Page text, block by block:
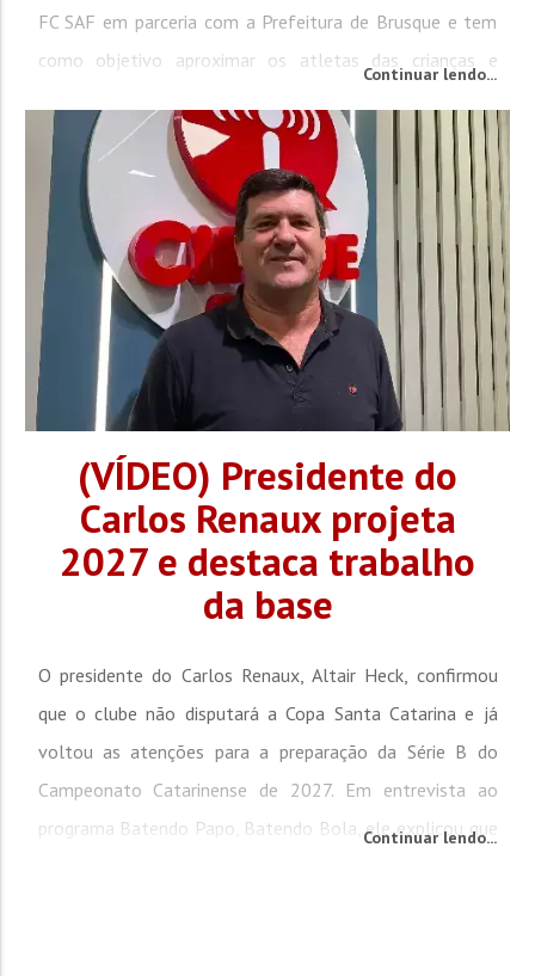
FC SAF em parceria com a Prefeitura de Brusque e tem
como objetivo aproximar os atletas das crianças e
busca fortalecer a relação entre esporte e...
Continuar lendo...
(VÍDEO) Presidente do
Carlos Renaux projeta
2027 e destaca trabalho
da base
O presidente do Carlos Renaux, Altair Heck, confirmou
que o clube não disputará a Copa Santa Catarina e já
voltou as atenções para a preparação da Série B do
Campeonato Catarinense de 2027. Em entrevista ao
programa Batendo Papo, Batendo Bola, ele explicou que
Continuar lendo...